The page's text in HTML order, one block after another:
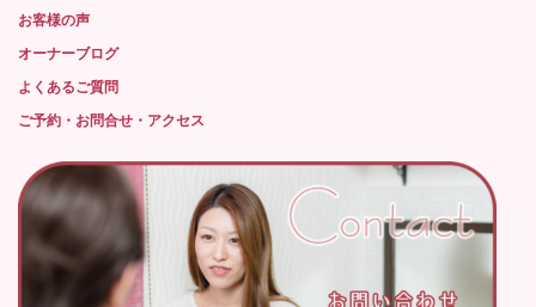
お客様の声
オーナーブログ
よくあるご質問
ご予約・お問合せ・アクセス